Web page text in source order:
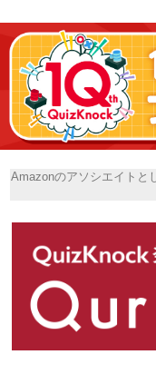
Amazonのアソシエイトと